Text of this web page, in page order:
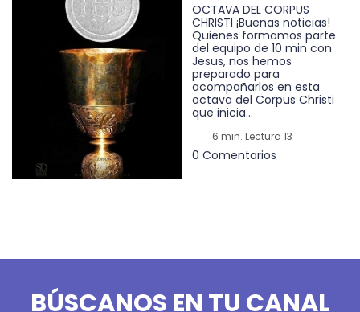
OCTAVA DEL CORPUS
CHRISTI ¡Buenas noticias!
Quienes formamos parte
del equipo de 10 min con
Jesus, nos hemos
preparado para
acompañarlos en esta
octava del Corpus Christi
que inicia...
6 min. Lectura 13
0 Comentarios
BÚSCANOS EN TU CANAL